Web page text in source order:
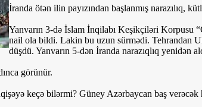
İranda ötən ilin payızından başlanmış narazılıq,
Yanvarın 3-də İslam İnqilabı Keşikçiləri Korpusu
nail ola bildi. Lakin bu uzun sürmədi. Tehrandan
düşdü. Yanvarın 5-dən İranda narazıqlıq yenidən
görünür.
keçə bilərmi? Güney Azərbaycan baş